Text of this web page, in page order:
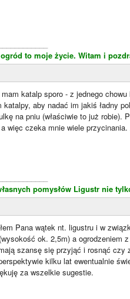
to moje życie. Witam i
katalp sporo - z jednego
katalpy, aby nadać im jakiś ładny
na pniu (właściwie to już
więc czeka mnie wiele
pomysłów Ligustr nie
Pana wątek nt. ligustru i w
ok. 2,5m) a ogrodzeniem
szansę się przyjąć i rosnąć czy
kilku lat ewentualnie
za wszelkie sugestie.